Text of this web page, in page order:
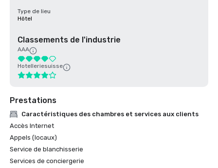
Type de lieu
Hôtel
Classements de l'industrie
AAA
Hotelleriesuisse
Prestations
Caractéristiques des chambres et services aux clients
Accès Internet
Appels (locaux)
Service de blanchisserie
Services de conciergerie